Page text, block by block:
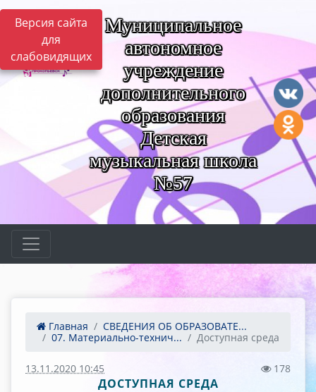
Версия сайта
для
слабовидящих
Муниципальное
автономное
учреждение
дополнительного
образования
Детская
музыкальная школа
№57
Главная
СВЕДЕНИЯ ОБ ОБРАЗОВАТЕ...
07. Материально-технич...
Доступная среда
13.11.2020 10:45 178
ДОСТУПНАЯ СРЕДА